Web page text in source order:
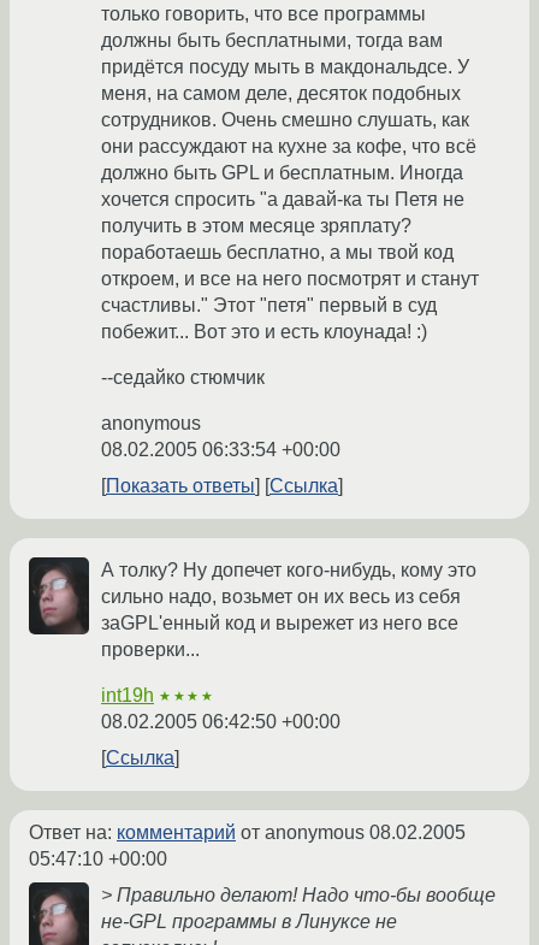
только говорить, что все программы
должны быть бесплатными, тогда вам
придётся посуду мыть в макдональдсе. У
меня, на самом деле, десяток подобных
сотрудников. Очень смешно слушать, как
они рассуждают на кухне за кофе, что всё
должно быть GPL и бесплатным. Иногда
хочется спросить "а давай-ка ты Петя не
получить в этом месяце зряплату?
поработаешь бесплатно, а мы твой код
откроем, и все на него посмотрят и станут
счастливы." Этот "петя" первый в суд
побежит... Вот это и есть клоунада! :)
--седайко стюмчик
anonymous
08.02.2005 06:33:54 +00:00
Показать ответы
Ссылка
А толку? Ну допечет кого-нибудь, кому это
сильно надо, возьмет он их весь из себя
заGPL'енный код и вырежет из него все
проверки...
int19h ★★★★
08.02.2005 06:42:50 +00:00
Ссылка
Ответ на: комментарий от anonymous 08.02.2005
05:47:10 +00:00
> Правильно делают! Надо что-бы вообще
не-GPL программы в Линуксе не